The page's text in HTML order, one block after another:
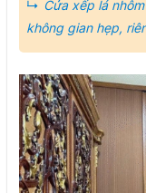
Cửa xếp lá
không gian hẹp,